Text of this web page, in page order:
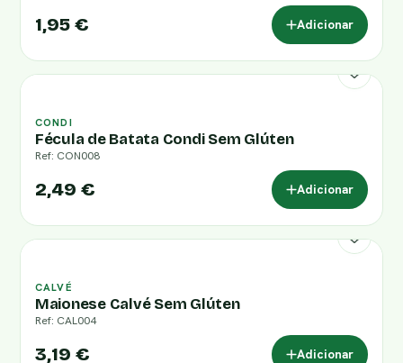
1,95 € Adicionar
CONDI
Fécula de Batata Condi Sem Glúten
Ref: CON008
2,49 € Adicionar
CALVÉ
Maionese Calvé Sem Glúten
Ref: CAL004
3,19 € Adicionar